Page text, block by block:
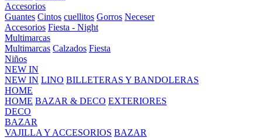
Accesorios
Guantes Cintos cuellitos Gorros Neceser
Accesorios Fiesta - Night
Multimarcas
Multimarcas Calzados Fiesta
Niños
NEW IN
NEW IN LINO BILLETERAS Y BANDOLERAS
HOME
HOME BAZAR & DECO EXTERIORES
DECO
BAZAR
VAJILLA Y ACCESORIOS BAZAR